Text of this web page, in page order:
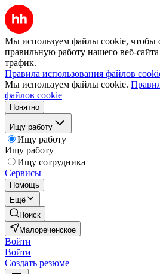
Мы используем файлы cookie, чтобы
правильную работу нашего веб-
трафик.
Правила использования файлов
Мы используем файлы cookie.
файлов cookie
Понятно
Ищу работу
Ищу работу
Ищу работу
Ищу сотрудника
Сервисы
Помощь
Ещё
Поиск
Малореченское
Войти
Войти
Создать резюме